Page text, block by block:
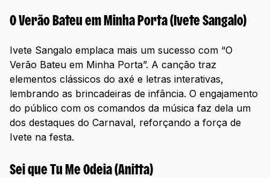
O Verão Bateu em Minha Porta (Ivete Sangalo)
Ivete Sangalo emplaca mais um sucesso com “O
Verão Bateu em Minha Porta”. A canção traz
elementos clássicos do axé e letras interativas,
lembrando as brincadeiras de infância. O engajamento
do público com os comandos da música faz dela um
dos destaques do Carnaval, reforçando a força de
Ivete na festa.
Sei que Tu Me Odeia (Anitta)